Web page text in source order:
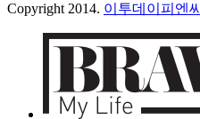
Copyright 2014. 이투데이피엔씨